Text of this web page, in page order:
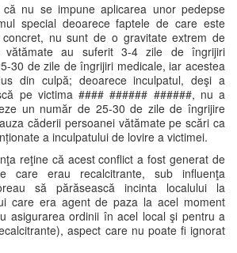
că nu se impune aplicarea unor pedepse
special deoarece faptele de care este
nu sunt de o gravitate extrem de
vătămate au suferit 3-4 zile de îngrijiri
30 de zile de îngrijiri medicale, iar acestea
din culpă; deoarece inculpatul, deşi a
pe victima #### ###### ######, nu a
un număr de 25-30 de zile de îngrijire
căderii persoanei vătămate pe scări ca
a inculpatului de lovire a victimei.
reţine că acest conflict a fost generat de
care erau recalcitrante, sub influenţa
să părăsească incinta localului la
care era agent de paza la acel moment
asigurarea ordinii în acel local şi pentru a
aspect care nu poate fi ignorat